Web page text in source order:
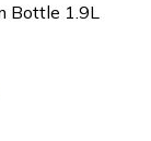
Bottle 1.9L